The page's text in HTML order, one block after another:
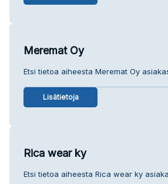
Meremat Oy
Etsi tietoa aiheesta Meremat Oy
Lisätietoja
Rica wear ky
Etsi tietoa aiheesta Rica wear ky